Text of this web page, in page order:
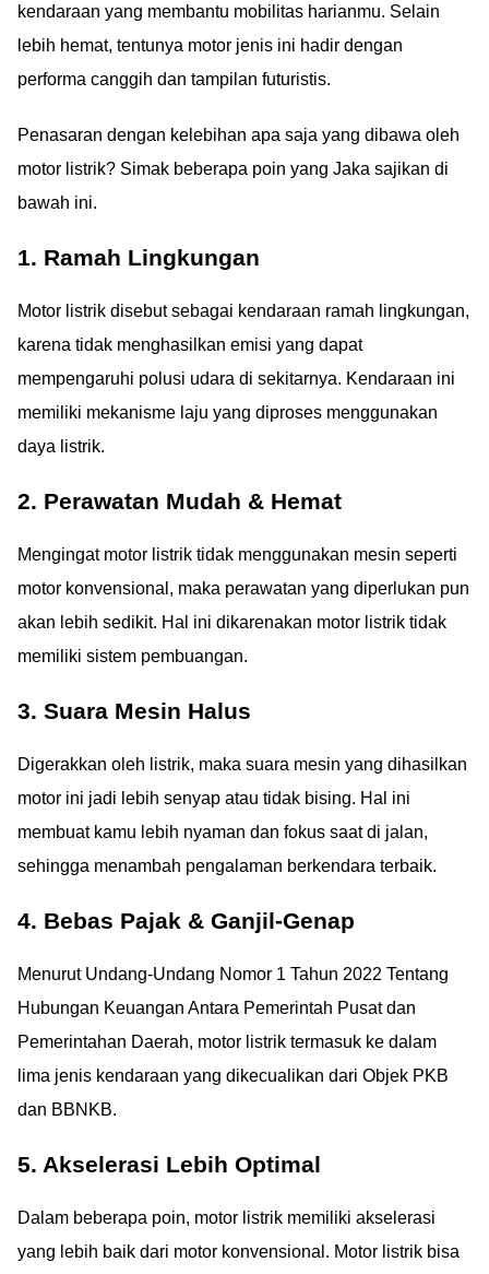
kendaraan yang membantu mobilitas harianmu. Selain
lebih hemat, tentunya motor jenis ini hadir dengan
performa canggih dan tampilan futuristis.
Penasaran dengan kelebihan apa saja yang dibawa oleh
motor listrik? Simak beberapa poin yang Jaka sajikan di
bawah ini.
1. Ramah Lingkungan
Motor listrik disebut sebagai kendaraan ramah lingkungan,
karena tidak menghasilkan emisi yang dapat
mempengaruhi polusi udara di sekitarnya. Kendaraan ini
memiliki mekanisme laju yang diproses menggunakan
daya listrik.
2. Perawatan Mudah & Hemat
Mengingat motor listrik tidak menggunakan mesin seperti
motor konvensional, maka perawatan yang diperlukan pun
akan lebih sedikit. Hal ini dikarenakan motor listrik tidak
memiliki sistem pembuangan.
3. Suara Mesin Halus
Digerakkan oleh listrik, maka suara mesin yang dihasilkan
motor ini jadi lebih senyap atau tidak bising. Hal ini
membuat kamu lebih nyaman dan fokus saat di jalan,
sehingga menambah pengalaman berkendara terbaik.
4. Bebas Pajak & Ganjil-Genap
Menurut Undang-Undang Nomor 1 Tahun 2022 Tentang
Hubungan Keuangan Antara Pemerintah Pusat dan
Pemerintahan Daerah, motor listrik termasuk ke dalam
lima jenis kendaraan yang dikecualikan dari Objek PKB
dan BBNKB.
5. Akselerasi Lebih Optimal
Dalam beberapa poin, motor listrik memiliki akselerasi
yang lebih baik dari motor konvensional. Motor listrik bisa